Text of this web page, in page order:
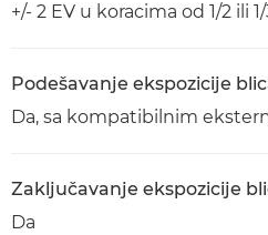
+/- 2 EV u koracima od 1/2 ili
Podešavanje ekspozicije
Da, sa kompatibilnim
Zaključavanje ekspozicije
Da